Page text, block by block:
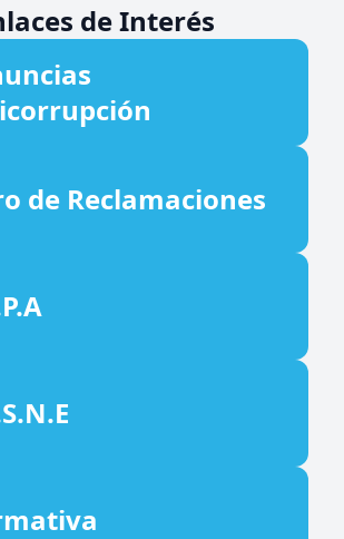
de Interés
de Reclamaciones